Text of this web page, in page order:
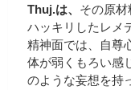
Thuj.は、 その原材
ハッキリしたレメ
精神面では、自尊
体が弱くもろい感
のような妄想を持